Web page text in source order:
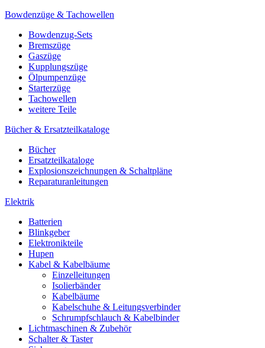
Bowdenzüge & Tachowellen
Bowdenzug-Sets
Bremszüge
Gaszüge
Kupplungszüge
Ölpumpenzüge
Starterzüge
Tachowellen
weitere Teile
Bücher & Ersatzteilkataloge
Bücher
Ersatzteilkataloge
Explosionszeichnungen & Schaltpläne
Reparaturanleitungen
Elektrik
Batterien
Blinkgeber
Elektronikteile
Hupen
Kabel & Kabelbäume
Einzelleitungen
Isolierbänder
Kabelbäume
Kabelschuhe & Leitungsverbinder
Schrumpfschlauch & Kabelbinder
Lichtmaschinen & Zubehör
Schalter & Taster